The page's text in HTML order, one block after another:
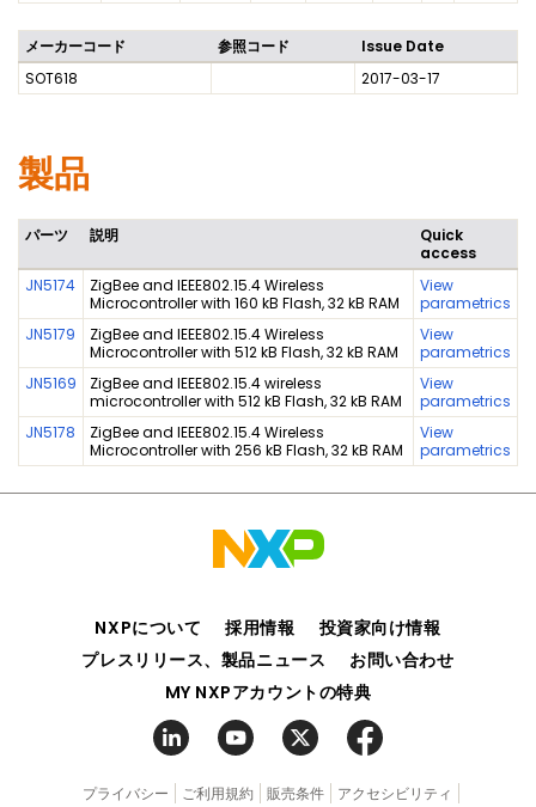
メーカーコード 参照コード
Issue Date
SOT618
2017-03-17
製品
パーツ 説明
Quick
access
JN5174
ZigBee and IEEE802.15.4 Wireless
Microcontroller with 160 kB Flash, 32 kB RAM
View
parametrics
JN5179
ZigBee and IEEE802.15.4 Wireless
Microcontroller with 512 kB Flash, 32 kB RAM
View
parametrics
JN5169
ZigBee and IEEE802.15.4 wireless
microcontroller with 512 kB Flash, 32 kB RAM
View
parametrics
JN5178
ZigBee and IEEE802.15.4 Wireless
Microcontroller with 256 kB Flash, 32 kB RAM
View
parametrics
NXPについて 採用情報
投資家向け情報
プレスリリース、製品ニュース
お問い合わせ
MY NXPアカウントの特典
プライバシー ご利用規約 販売条件 アクセシビリティ